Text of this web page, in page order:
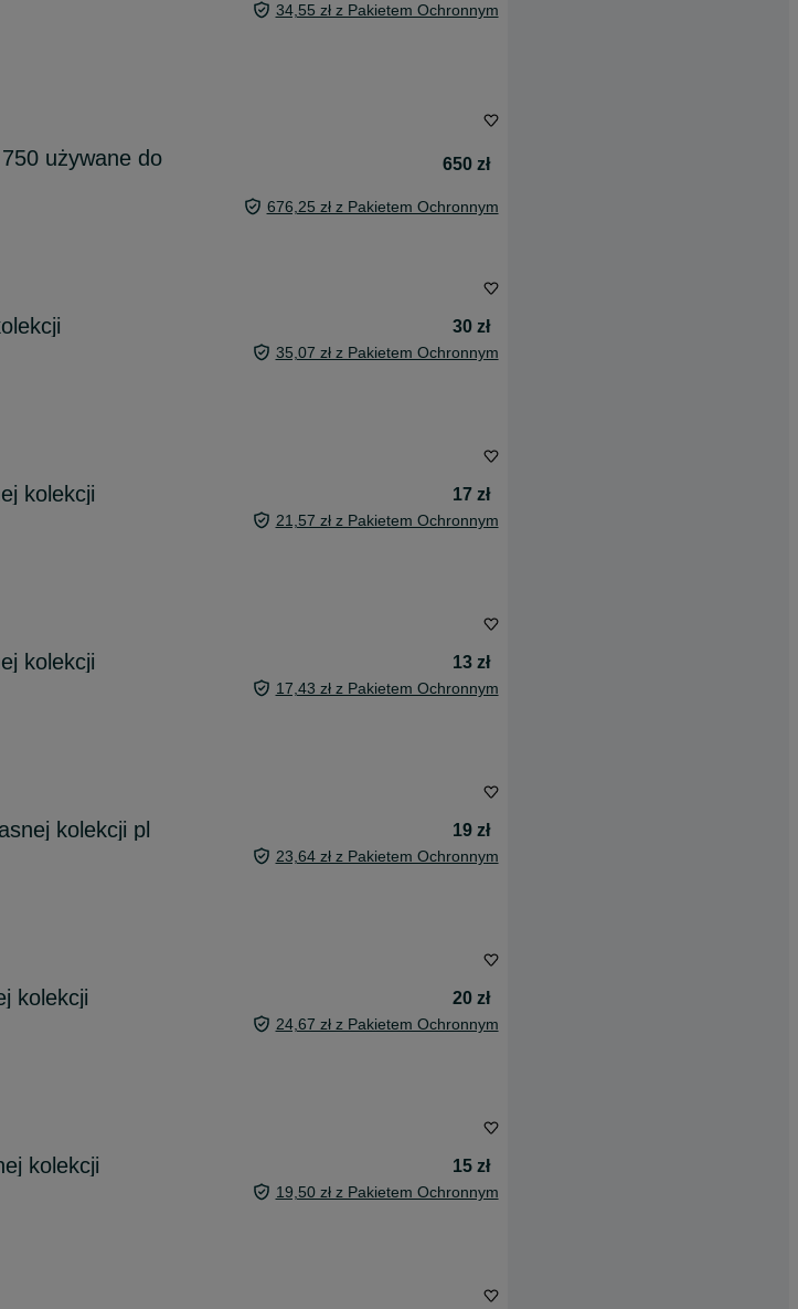
34,55 zł z Pakietem Ochronnym
używane do
650 zł
676,25 zł z Pakietem Ochronnym
30 zł
35,07 zł z Pakietem Ochronnym
kolekcji
17 zł
21,57 zł z Pakietem Ochronnym
kolekcji
13 zł
17,43 zł z Pakietem Ochronnym
kolekcji pl
19 zł
23,64 zł z Pakietem Ochronnym
kolekcji
20 zł
24,67 zł z Pakietem Ochronnym
kolekcji
15 zł
19,50 zł z Pakietem Ochronnym